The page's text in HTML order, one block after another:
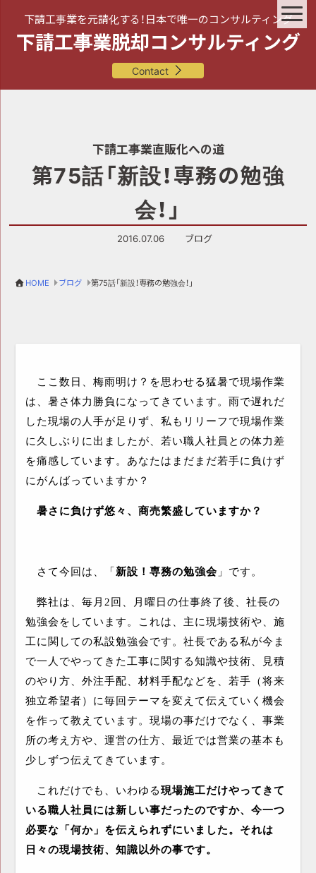
下請工事業を元請化する！日本で唯一のコンサルティング
下請工事業脱却コンサルティング
Contact
下請工事業直販化への道
第75話「新設！専務の勉強
会！」
2016.07.06 ブログ
HOME ブログ 第75話「新設！専務の勉強会！」
ここ数日、梅雨明け？を思わせる猛暑で現場作業
は、暑さ体力勝負になってきています。雨で遅れだ
した現場の人手が足りず、私もリリーフで現場作業
に久しぶりに出ましたが、若い職人社員との体力差
を痛感しています。あなたはまだまだ若手に負けず
にがんばっていますか？
暑さに負けず悠々、商売繁盛していますか？
さて今回は、「 新設！専務の勉強会 」です。
弊社は、毎月 2 回、月曜日の仕事終了後、社長の
勉強会をしています。これは、主に現場技術や、施
工に関しての私設勉強会です。社長である私が今ま
で一人でやってきた工事に関する知識や技術、見積
のやり方、外注手配、材料手配などを、若手（将来
独立希望者）に毎回テーマを変えて伝えていく機会
を作って教えています。現場の事だけでなく、事業
所の考え方や、運営の仕方、最近では営業の基本も
少しずつ伝えてきています。
これだけでも、いわゆる現場施工だけやってきて
いる職人社員には新しい事だったのですか、今一つ
必要な「何か」を伝えられずにいました。それは
日々の現場技術、知識以外の事です。